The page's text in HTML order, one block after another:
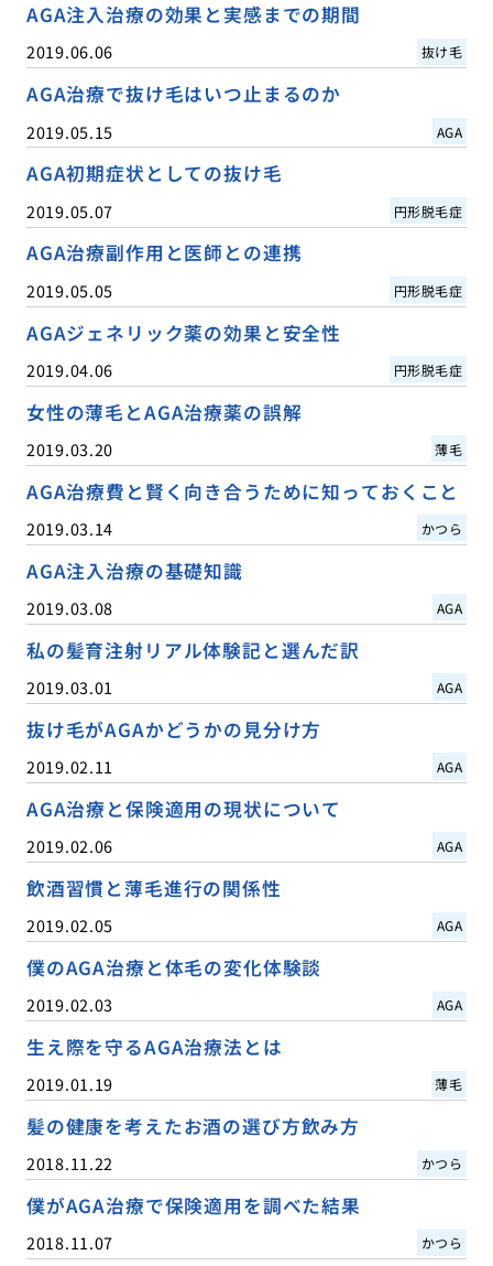
AGA注入治療の効果と実感までの期間
2019.06.06 抜け毛
AGA治療で抜け毛はいつ止まるのか
2019.05.15 AGA
AGA初期症状としての抜け毛
2019.05.07 円形脱毛症
AGA治療副作用と医師との連携
2019.05.05 円形脱毛症
AGAジェネリック薬の効果と安全性
2019.04.06 円形脱毛症
女性の薄毛とAGA治療薬の誤解
2019.03.20 薄毛
AGA治療費と賢く向き合うために知っておくこと
2019.03.14 かつら
AGA注入治療の基礎知識
2019.03.08 AGA
私の髪育注射リアル体験記と選んだ訳
2019.03.01 AGA
抜け毛がAGAかどうかの見分け方
2019.02.11 AGA
AGA治療と保険適用の現状について
2019.02.06 AGA
飲酒習慣と薄毛進行の関係性
2019.02.05 AGA
僕のAGA治療と体毛の変化体験談
2019.02.03 AGA
生え際を守るAGA治療法とは
2019.01.19 薄毛
髪の健康を考えたお酒の選び方飲み方
2018.11.22 かつら
僕がAGA治療で保険適用を調べた結果
2018.11.07 かつら